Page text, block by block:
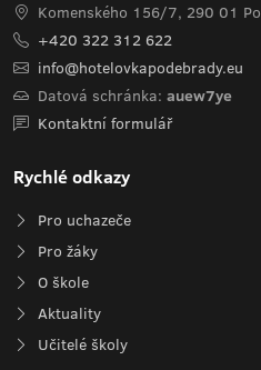
Komenského 156/7, 290 01
+420 322 312 622
info@hotelovkapodebrady.eu
Datová schránka: auew7ye
Kontaktní formulář
Rychlé odkazy
Pro uchazeče
Pro žáky
O škole
Aktuality
Učitelé školy